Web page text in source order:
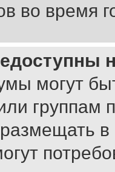
во время
могут
группам